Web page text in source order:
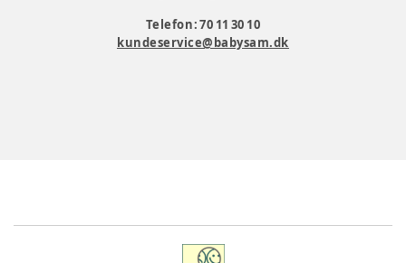
Telefon: 70 11 30 10
kundeservice@babysam.dk